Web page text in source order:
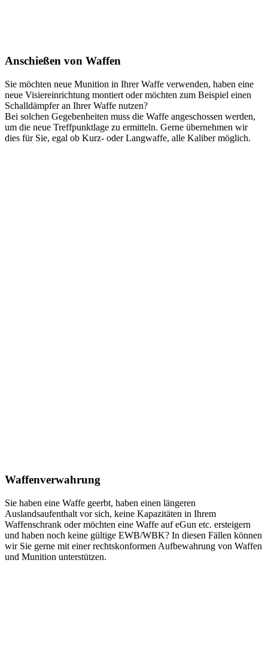
Anschießen von Waffen
Sie möchten neue Munition in Ihrer Waffe verwenden, haben eine
neue Visiereinrichtung montiert oder möchten zum Beispiel einen
Schalldämpfer an Ihrer Waffe nutzen?
Bei solchen Gegebenheiten muss die Waffe angeschossen werden,
um die neue Treffpunktlage zu ermitteln. Gerne übernehmen wir
dies für Sie, egal ob Kurz- oder Langwaffe, alle Kaliber möglich.
Waffenverwahrung
Sie haben eine Waffe geerbt, haben einen längeren
Auslandsaufenthalt vor sich, keine Kapazitäten in Ihrem
Waffenschrank oder möchten eine Waffe auf eGun etc. ersteigern
und haben noch keine gültige EWB/WBK? In diesen Fällen können
wir Sie gerne mit einer rechtskonformen Aufbewahrung von Waffen
und Munition unterstützen.